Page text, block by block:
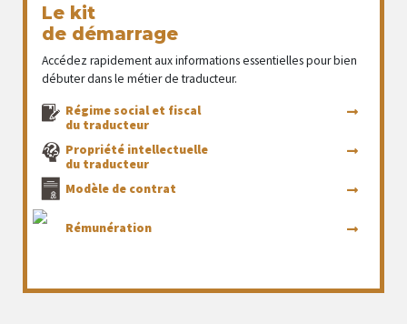
Le kit
de démarrage
Accédez rapidement aux informations essentielles pour bien
débuter dans le métier de traducteur.
Régime social et fiscal
du traducteur
Propriété intellectuelle
du traducteur
Modèle de contrat
Rémunération